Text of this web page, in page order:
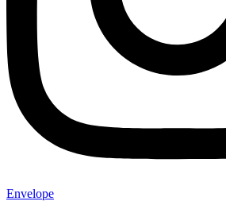
Envelope